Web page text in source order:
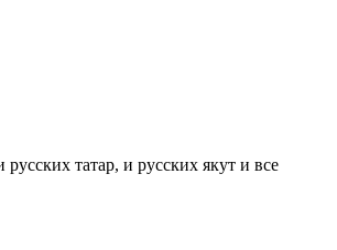
татар, и русских якут и все